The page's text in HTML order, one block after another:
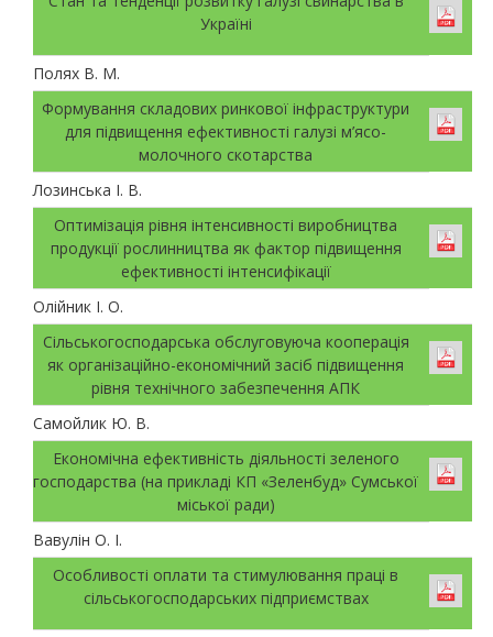
Україні
Полях В. М.
Формування складових ринкової інфраструктури
для підвищення ефективності галузі м’ясо-
молочного скотарства
Лозинська І. В.
Оптимізація рівня інтенсивності виробництва
продукції рослинництва як фактор підвищення
ефективності інтенсифікації
Олійник І. О.
Сільськогосподарська обслуговуюча кооперація
як організаційно-економічний засіб підвищення
рівня технічного забезпечення АПК
Самойлик Ю. В.
Економічна ефективність діяльності зеленого
господарства (на прикладі КП «Зеленбуд» Сумської
міської ради)
Вавулін О. І.
Особливості оплати та стимулювання праці в
сільськогосподарських підприємствах